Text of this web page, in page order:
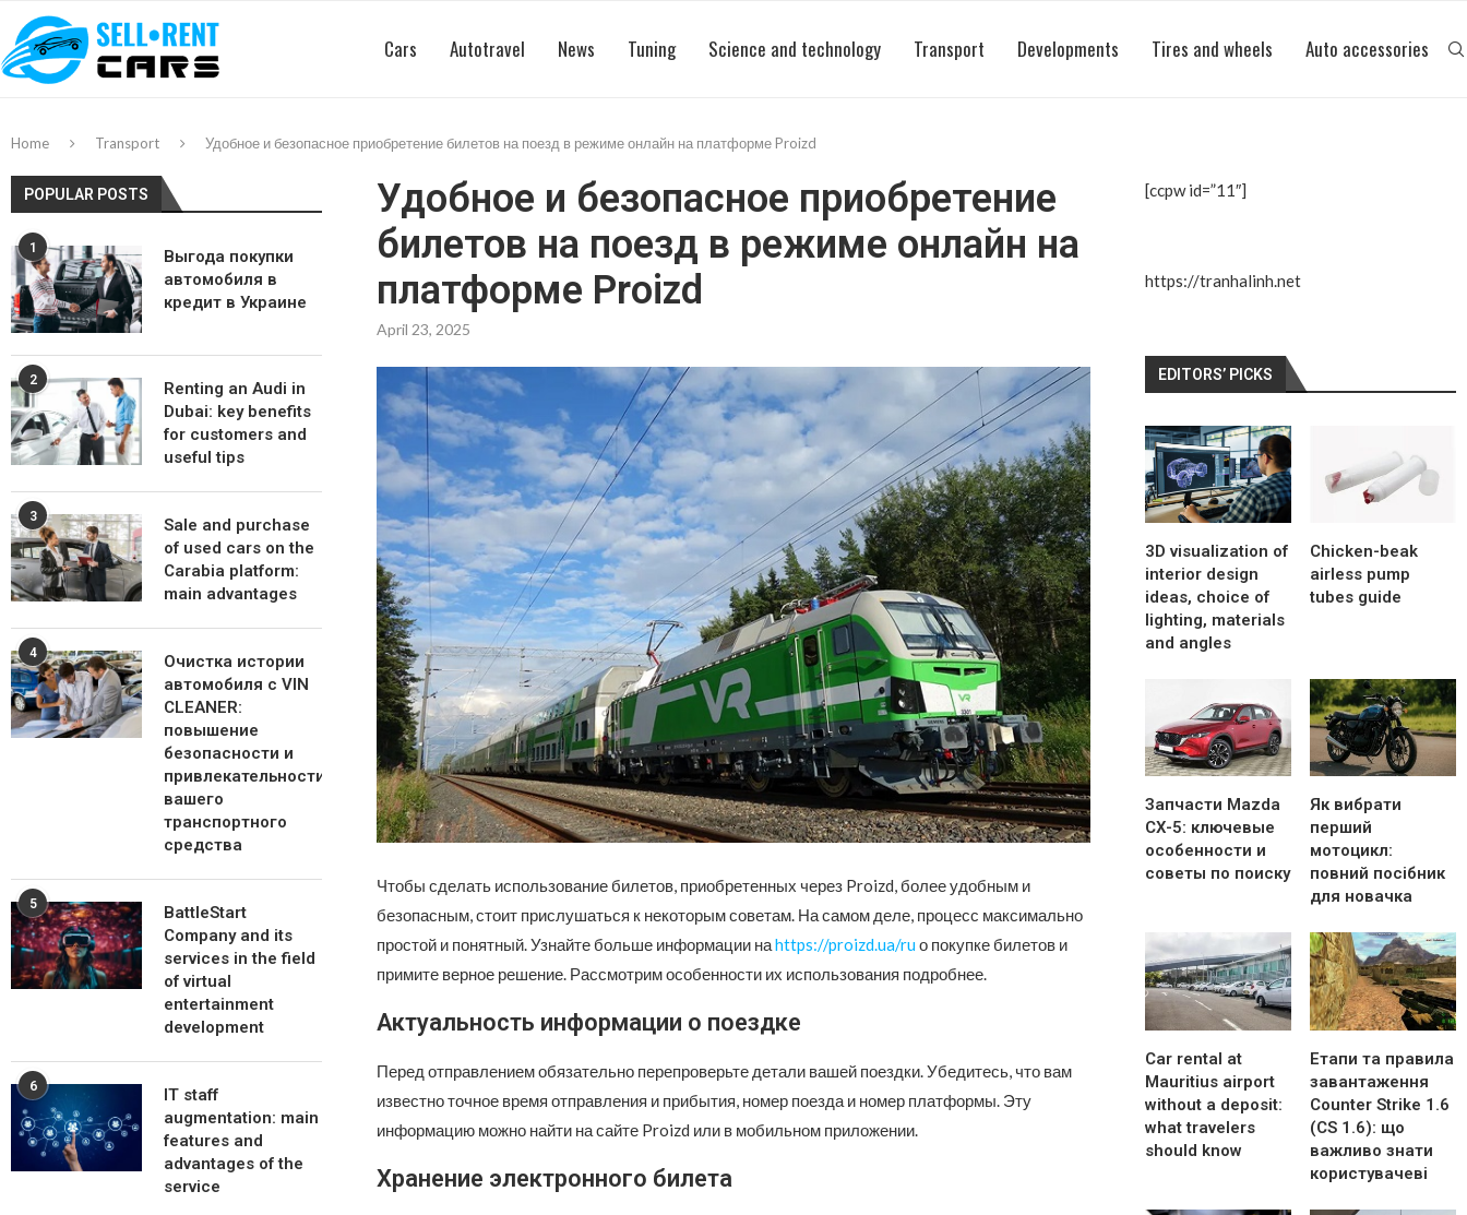
Cars Autotravel News Tuning Science and technology Transport Developments Tires and wheels Auto accessories
Home Transport Удобное и безопасное приобретение билетов на поезд в режиме онлайн на платформе Proizd
Удобное и безопасное приобретение
билетов на поезд в режиме онлайн на
платформе Proizd
April 23, 2025
Чтобы сделать использование билетов, приобретенных через Proizd, более удобным и
безопасным, стоит прислушаться к некоторым советам.На самом деле, процесс максимально
простой и понятный. Узнайте больше информации наhttps://proizd.ua/ruо покупке билетов и
примите верное решение. Рассмотрим особенности их использования подробнее.
Актуальность информации о поездке
Перед отправлением обязательно перепроверьте детали вашей поездки. Убедитесь, что вам
известно точное время отправления и прибытия, номер поезда и номер платформы. Эту
информацию можно найти на сайте Proizd или в мобильном приложении.
Хранение электронного билета
[ccpw id=”11″]
https://tranhalinh.net
EDITORS’ PICKS
3D visualization of
interior design
ideas, choice of
lighting, materials
and angles
Chicken-beak
airless pump
tubes guide
Запчасти Mazda
CX-5: ключевые
особенности и
советы по поиску
Як вибрати
перший
мотоцикл:
повний посібник
для новачка
Car rental at
Mauritius airport
without a deposit:
what travelers
should know
Етапи та правила
завантаження
Counter Strike 1.6
(CS 1.6): що
важливо знати
користувачеві
POPULAR POSTS
1
Выгода покупки
автомобиля в
кредит в Украине
2
Renting an Audi in
Dubai: key benefits
for customers and
useful tips
3
Sale and purchase
of used cars on the
Carabia platform:
main advantages
4
Очистка истории
автомобиля с VIN
CLEANER:
повышение
безопасности и
привлекательности
вашего
транспортного
средства
5
BattleStart
Company and its
services in the field
of virtual
entertainment
development
6
IT staff
augmentation: main
features and
advantages of the
service